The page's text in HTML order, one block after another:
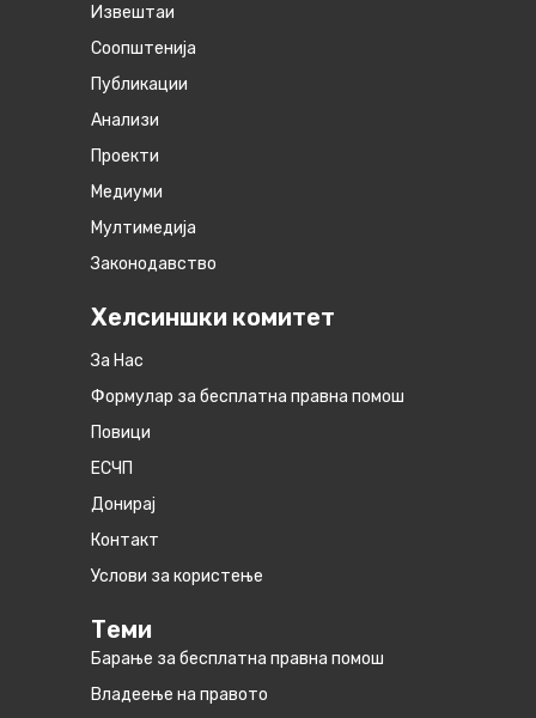
Извештаи
Соопштенија
Публикации
Анализи
Проекти
Медиуми
Мултимедија
Законодавство
Хелсиншки комитет
За Нас
Формулар за бесплатна правна помош
Повици
ЕСЧП
Донирај
Контакт
Услови за користење
Теми
Барање за бесплатна правна помош
Владеење на правото